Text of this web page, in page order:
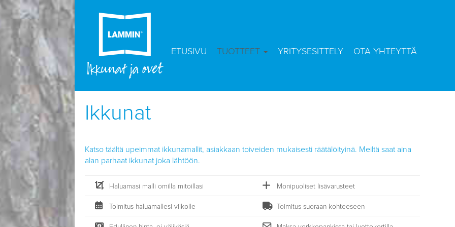
ETUSIVU TUOTTEET YRITYSESITTELY OTA YHTEYTTÄ
Ikkunat
Katso täältä upeimmat ikkunamallit, asiakkaan toiveiden mukaisesti räätälöityinä. Meiltä saat aina
alan parhaat ikkunat joka lähtöön.
Haluamasi malli omilla mitoillasi Monipuoliset lisävarusteet
Toimitus haluamallesi viikolle Toimitus suoraan kohteeseen